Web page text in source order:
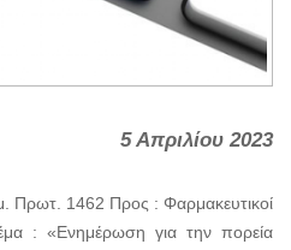
5 Απριλίου 2023
Πρωτ. 1462 Προς : Φαρμακευτικοί
«Ενημέρωση για την πορεία